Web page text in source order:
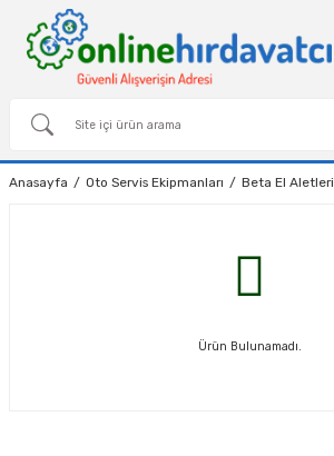
Anasayfa Oto Servis Ekipmanları Beta El Aletleri
Ürün Bulunamadı.